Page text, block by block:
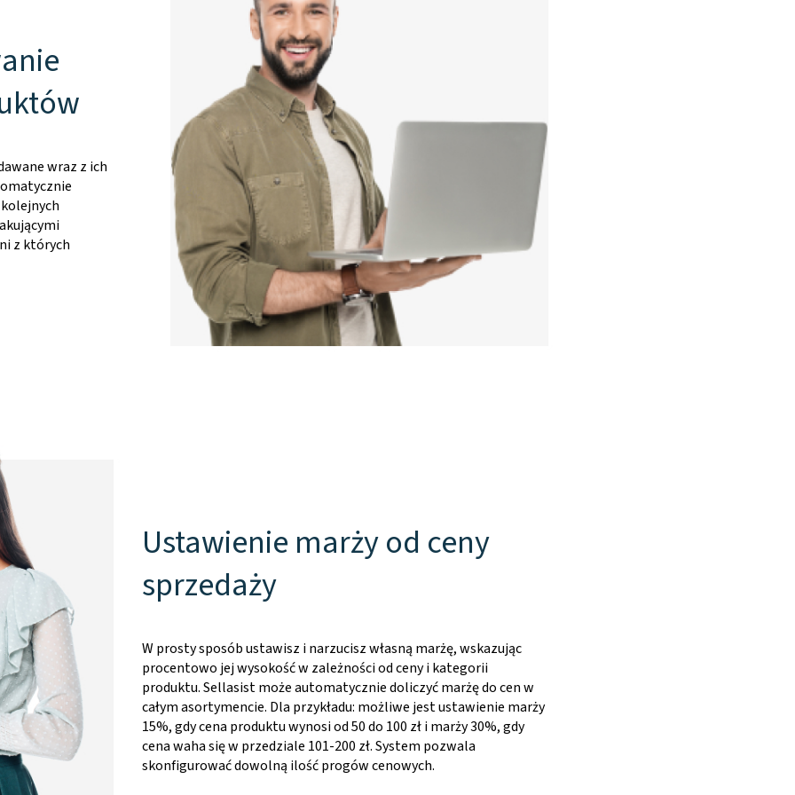
wraz z ich
z których
Ustawienie marży od ceny
sprzedaży
W prosty sposób ustawisz i narzucisz własną marżę, wskazując
procentowo jej wysokość w zależności od ceny i kategorii
produktu. Sellasist może automatycznie doliczyć marżę do cen w
całym asortymencie. Dla przykładu: możliwe jest ustawienie marży
15%, gdy cena produktu wynosi od 50 do 100 zł i marży 30%, gdy
cena waha się w przedziale 101-200 zł. System pozwala
skonfigurować dowolną ilość progów cenowych.